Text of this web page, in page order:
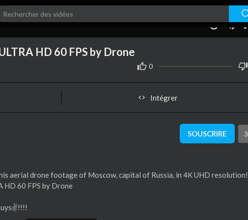
HD 60 FPS by Drone
0
Intégrer
SOUSCRIRE 3
aerial drone footage of Moscow, capital of Russia, in 4K UHD resolution!
HD 60 FPS by Drone
Bell 🔔 turned on & don't miss out on New Videos!!!!